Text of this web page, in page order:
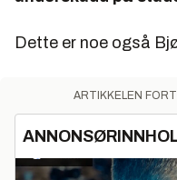
Dette er noe også
ARTIKKELEN